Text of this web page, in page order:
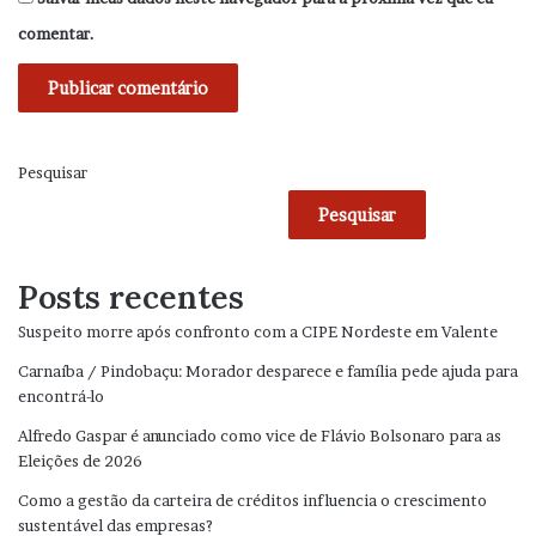
comentar.
Pesquisar
Pesquisar
Posts recentes
Suspeito morre após confronto com a CIPE Nordeste em Valente
Carnaíba / Pindobaçu: Morador desparece e família pede ajuda para
encontrá-lo
Alfredo Gaspar é anunciado como vice de Flávio Bolsonaro para as
Eleições de 2026
Como a gestão da carteira de créditos influencia o crescimento
sustentável das empresas?